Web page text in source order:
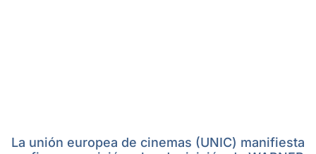
La unión europea de cinemas (UNIC) manifiesta